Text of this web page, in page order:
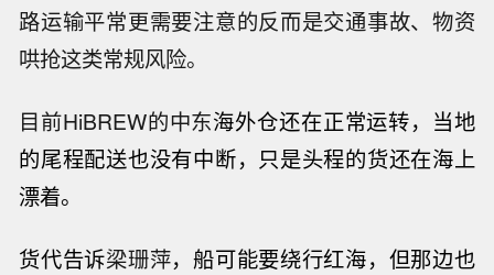
路运输平常更需要注意的反而是交通事故、物资
哄抢这类常规风险。
目前HiBREW的中东海外仓还在正常运转，当地
的尾程配送也没有中断，只是头程的货还在海上
漂着。
货代告诉梁珊萍，船可能要绕行红海，但那边也